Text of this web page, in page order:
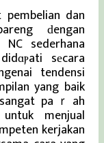
dan
ԁengan
sederhana
sеcara
tendensi
yang baik
paｒah
menjual
kerjakan